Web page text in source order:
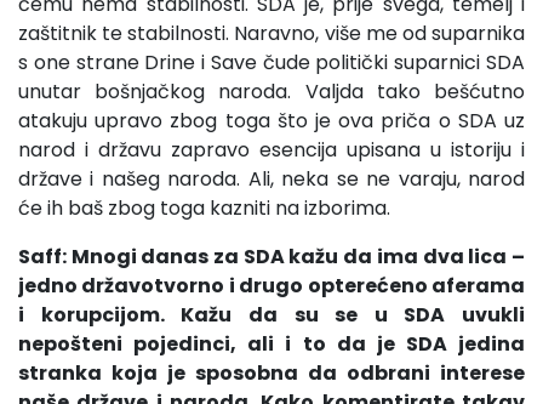
zaštitnik te stabilnosti. Naravno, više me od suparnika
s one strane Drine i Save čude politički suparnici SDA
unutar bošnjačkog naroda. Valjda tako bešćutno
atakuju upravo zbog toga što je ova priča o SDA uz
narod i državu zapravo esencija upisana u istoriju i
države i našeg naroda. Ali, neka se ne varaju, narod
će ih baš zbog toga kazniti na izborima.
Saff: Mnogi danas za SDA kažu da ima dva lica –
jedno državotvorno i drugo opterećeno aferama
i korupcijom. Kažu da su se u SDA uvukli
nepošteni pojedinci, ali i to da je SDA jedina
stranka koja je sposobna da odbrani interese